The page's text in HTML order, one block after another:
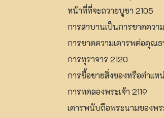
หน้าที่ที่จะถวายบูชา 2105
การสาบานเป็นการขาดควา
การขาดความเคารพต่อคุณ
การทุราจาร 2120
การซื้อขายสิ่งของหรือตำแห
การทดลองพระเจ้า 2119
เคารพนับถือพระนามของพร